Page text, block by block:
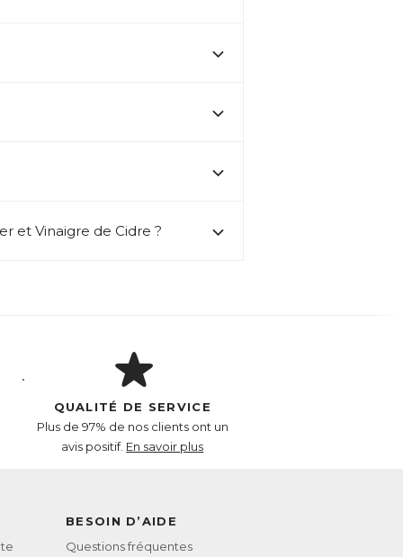
et Vinaigre de Cidre ?
QUALITÉ DE SERVICE
Plus de 97% de nos clients ont un
avis positif. En savoir plus
BESOIN D’AIDE
Questions fréquentes